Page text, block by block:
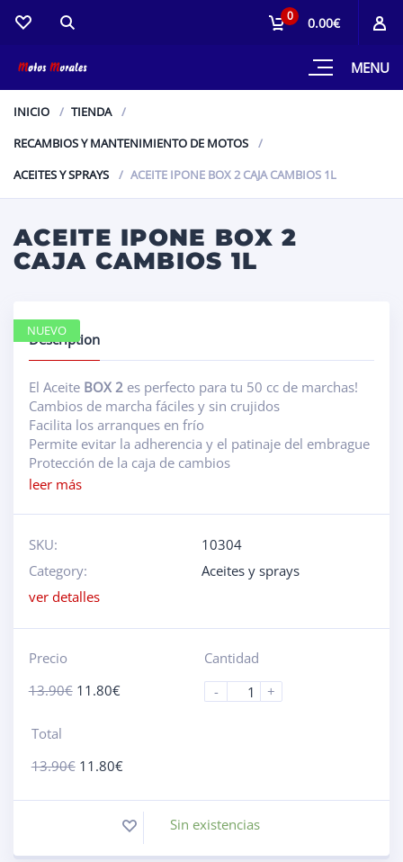
MENU
0 0.00€
INICIO
TIENDA
RECAMBIOS Y MANTENIMIENTO DE MOTOS
ACEITES Y SPRAYS
ACEITE IPONE BOX 2 CAJA CAMBIOS 1L
ACEITE IPONE BOX 2
CAJA CAMBIOS 1L
Description
El AceiteBOX 2es perfecto para tu 50 cc de marchas!
Cambios de marcha fáciles y sin crujidos
Facilita los arranques en frío
Permite evitar la adherencia y el patinaje del embrague
Protección de la caja de cambios
leer más
SKU:
10304
Category:
Aceites y sprays
ver detalles
Precio
13.90€ 11.80€
Cantidad
-
+
Total
13.90€ 11.80€
Sin existencias
NUEVO